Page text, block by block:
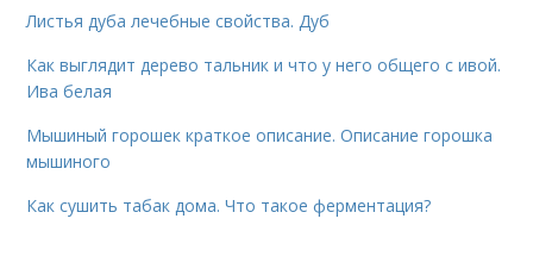
Листья дуба лечебные свойства. Дуб
Как выглядит дерево тальник и что у него общего с ивой.
Ива белая
Мышиный горошек краткое описание. Описание горошка
мышиного
Как сушить табак дома. Что такое ферментация?